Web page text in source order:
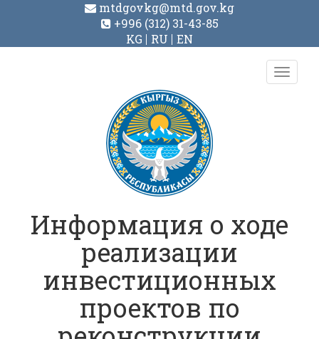
mtdgovkg@mtd.gov.kg
+996 (312) 31-43-85
KG
RU EN
Toggle
Информация о ходе
реализации
инвестиционных
проектов по